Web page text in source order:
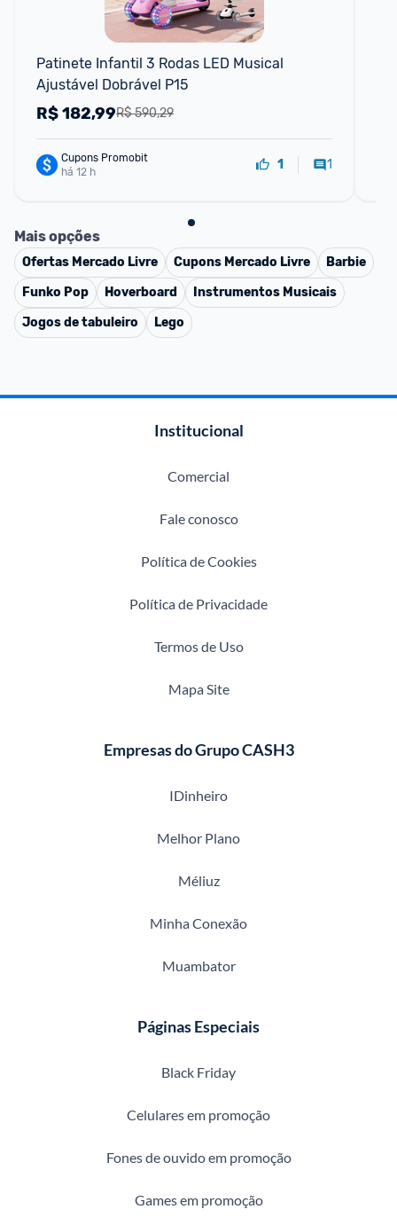
Patinete Infantil 3 Rodas LED Musical
Ajustável Dobrável P15
R$ 590,29
R$182,99
Cupons Promobit
há 12 h
1 1
Mais opções
Ofertas Mercado Livre Cupons Mercado Livre
Barbie
Funko Pop
Hoverboard
Instrumentos Musicais
Jogos de tabuleiro
Lego
Institucional
Comercial
Fale conosco
Política de Cookies
Política de Privacidade
Termos de Uso
Mapa Site
Empresas do Grupo CASH3
IDinheiro
Melhor Plano
Méliuz
Minha Conexão
Muambator
Páginas Especiais
Black Friday
Celulares em promoção
Fones de ouvido em promoção
Games em promoção